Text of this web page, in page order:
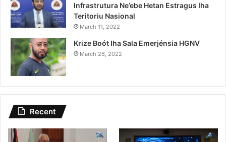
Infrastrutura Ne’ebe Hetan Estragus Iha
Teritoriu Nasional
March 11, 2022
Krize Boót Iha Sala Emerjénsia HGNV
March 26, 2022
Recent